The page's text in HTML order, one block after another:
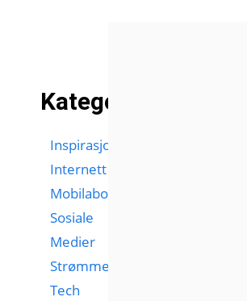
Kategorier
Inspirasjon
Internett
Mobilabonnementer
Sosiale
Medier
Strømmetjenester
Tech